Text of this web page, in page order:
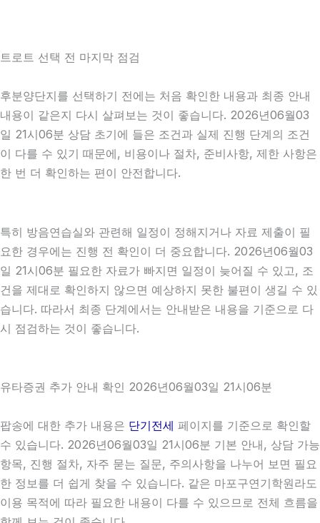
트로트 선택 전 마지막 점검
후분양단지를 선택하기 전에는 처음 확인한 내용과 최종 안내
내용이 같은지 다시 살펴보는 것이 좋습니다. 2026년06월03
일 21시06분 상담 초기에 들은 조건과 실제 진행 단계의 조건
이 다를 수 있기 때문에, 비용이나 절차, 준비사항, 제한 사항은
한 번 더 확인하는 편이 안전합니다.
특히 방음연습실와 관련해 일정이 정해지거나 자료 제출이 필
요한 경우에는 진행 전 확인이 더 중요합니다. 2026년06월03
일 21시06분 필요한 자료가 빠지면 일정이 늦어질 수 있고, 조
건을 제대로 확인하지 않으면 예상하지 못한 불편이 생길 수 있
습니다. 따라서 최종 단계에서는 안내받은 내용을 기준으로 다
시 점검하는 것이 좋습니다.
유타증권 추가 안내 확인 2026년06월03일 21시06분
팝송에 대한 추가 내용은 단기전세 페이지를 기준으로 확인할
수 있습니다. 2026년06월03일 21시06분 기본 안내, 상담 가능
항목, 진행 절차, 자주 묻는 질문, 주의사항을 나누어 보면 필요
한 정보를 더 쉽게 찾을 수 있습니다. 같은 마포구연기학원라도
이용 목적에 따라 필요한 내용이 다를 수 있으므로 전체 흐름을